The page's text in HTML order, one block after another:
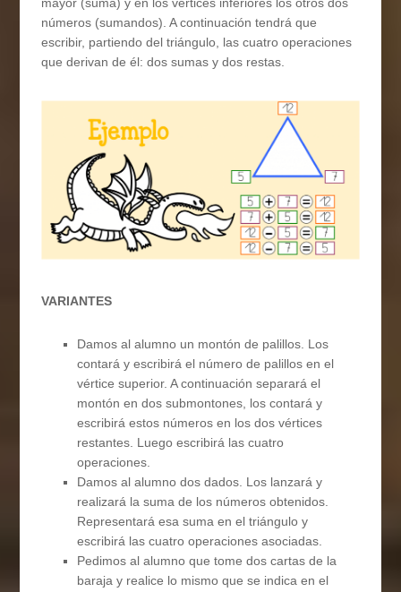
números (sumandos). A continuación tendrá que
escribir, partiendo del triángulo, las cuatro operaciones
que derivan de él: dos sumas y dos restas.
VARIANTES
Damos al alumno un montón de palillos. Los
contará y escribirá el número de palillos en el
vértice superior. A continuación separará el
montón en dos submontones, los contará y
escribirá estos números en los dos vértices
restantes. Luego escribirá las cuatro
operaciones.
Damos al alumno dos dados. Los lanzará y
realizará la suma de los números obtenidos.
Representará esa suma en el triángulo y
escribirá las cuatro operaciones asociadas.
Pedimos al alumno que tome dos cartas de la
baraja y realice lo mismo que se indica en el